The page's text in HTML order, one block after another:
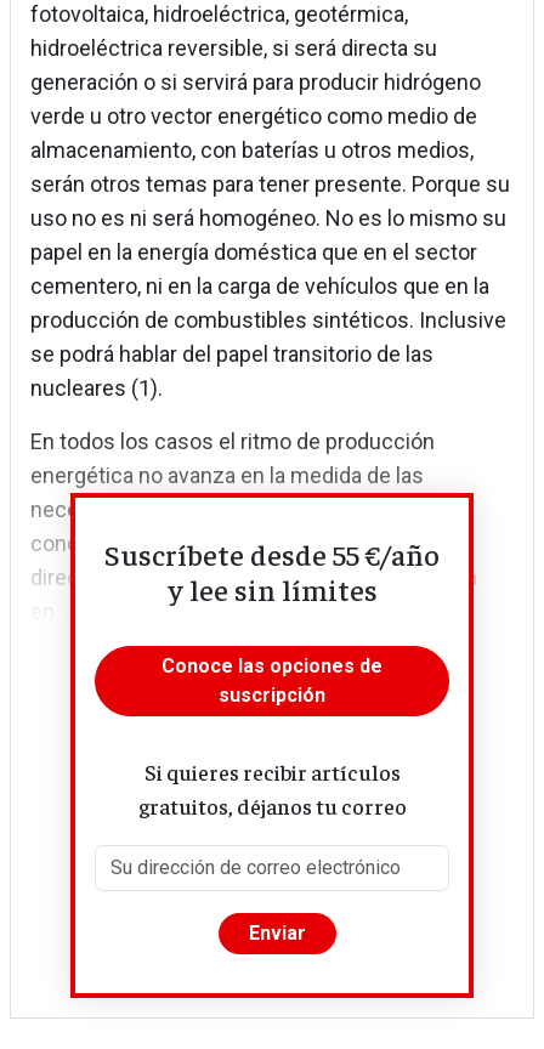
fotovoltaica, hidroeléctrica, geotérmica,
hidroeléctrica reversible, si será directa su
generación o si servirá para producir hidrógeno
verde u otro vector energético como medio de
almacenamiento, con baterías u otros medios,
serán otros temas para tener presente. Porque su
uso no es ni será homogéneo. No es lo mismo su
papel en la energía doméstica que en el sector
cementero, ni en la carga de vehículos que en la
producción de combustibles sintéticos. Inclusive
se podrá hablar del papel transitorio de las
nucleares (1).
En todos los casos el ritmo de producción
energética no avanza en la medida de las
necesidades. En el caso de la movilidad
concurren otros factores que afectan
directamente a las posibilidades de convertirla
Suscríbete desde 55 €/año
y lee sin límites
Conoce las opciones de
suscripción
Si quieres recibir artículos
gratuitos, déjanos tu correo